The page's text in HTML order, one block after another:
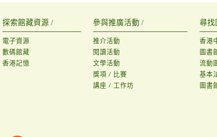
探索館藏資源 /
電子資源
數碼館藏
香港記憶
參與推廣活動 /
推介活動
閱讀活動
文學活動
獎項 / 比賽
講座 / 工作坊
尋找
香港
圖書
流動
基本
圖書